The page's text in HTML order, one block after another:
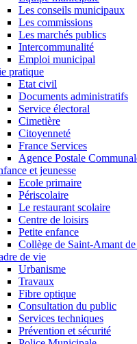
Les conseils municipaux
Les commissions
Les marchés publics
Intercommunalité
Emploi municipal
pratique
Etat civil
Documents administratifs
Service électoral
Cimetière
Citoyenneté
France Services
Agence Postale
et jeunesse
Ecole primaire
Périscolaire
Le restaurant scolaire
Centre de loisirs
Petite enfance
Collège de Saint-Amant
de vie
Urbanisme
Travaux
Fibre optique
Consultation du public
Services techniques
Prévention et sécurité